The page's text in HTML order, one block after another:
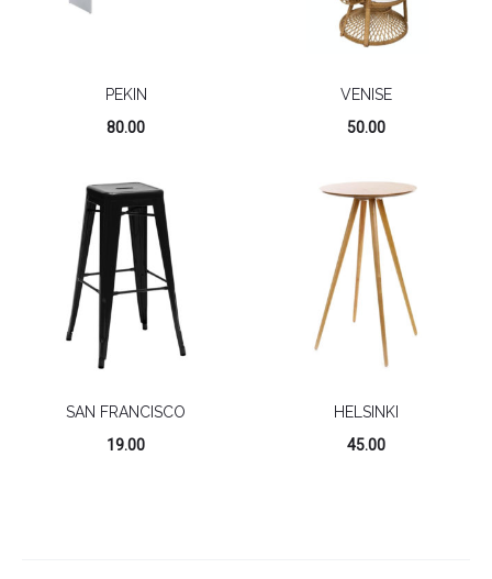
PEKIN
80.00
VENISE
50.00
SAN FRANCISCO
19.00
HELSINKI
45.00